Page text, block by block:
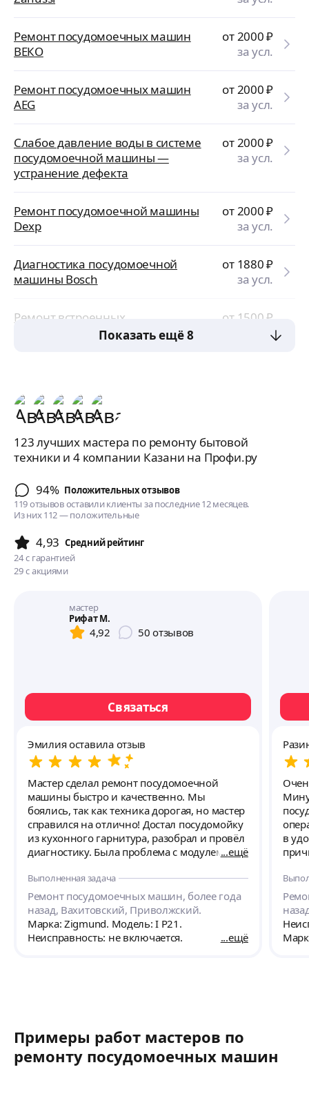
Ремонт посудомоечных машин
ВЕКО
от 2000₽
за усл.
Ремонт посудомоечных машин
AEG
от 2000₽
за усл.
Слабое давление воды в системе
посудомоечной машины —
устранение дефекта
от 2000₽
за усл.
Ремонт посудомоечной машины
Dexp
от 2000₽
за усл.
Диагностика посудомоечной
машины Bosch
от 1880₽
за усл.
Ремонт встроенных
посудомоечных машин
от 1500₽
за усл.
Показать ещё 8
123 лучших мастера по ремонту бытовой
техники и 4 компании Казани на Профи.ру
94% Положительных отзывов
119 отзывов оставили клиенты за последние 12 месяцев.
Из них 112 — положительные
4,93 Cредний рейтинг
24 с гарантией
29 с акциями
мастер
Рифат М.
4,92 50 отзывов
Связаться
Эмилия оставила отзыв
Мастер сделал ремонт посудомоечной
машины быстро и качественно. Мы
боялись, так как техника дорогая, но мастер
справился на отлично! Достал посудомойку
из кухонного гарнитура, разобрал и провёл
диагностику. Была проблема с модулем. В
машинку и она без проблем работает!
Мастер вежливый и аккуратный, дал
рекомендации по использованию техники.
ещё
Выполненная задача
Ремонт посудомоечных машин, более года
назад, Вахитовский, Приволжский.
Марка: Zigmund. Модель: I P21.
Неисправность: не включается.
ещё
Очень благодарна
Минуллину за
оперативно
в удобное для нас время.Быстро выявил
детали. И машина вновь
старается помочь,
лишние траты.
Примеры работ мастеров по
ремонту посудомоечных машин